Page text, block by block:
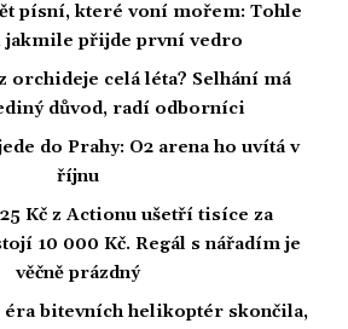
písní, které voní mořem: Tohle
jakmile přijde první vedro
orchideje celá léta? Selhání má
důvod, radí odborníci
do Prahy: O2 arena ho uvítá v
říjnu
Kč z Actionu ušetří tisíce za
10 000 Kč. Regál s nářadím je
věčně prázdný
éra bitevních helikoptér skončila,